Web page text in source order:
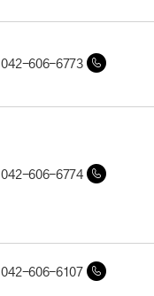
042-606-6773
042-606-6774
042-606-6107